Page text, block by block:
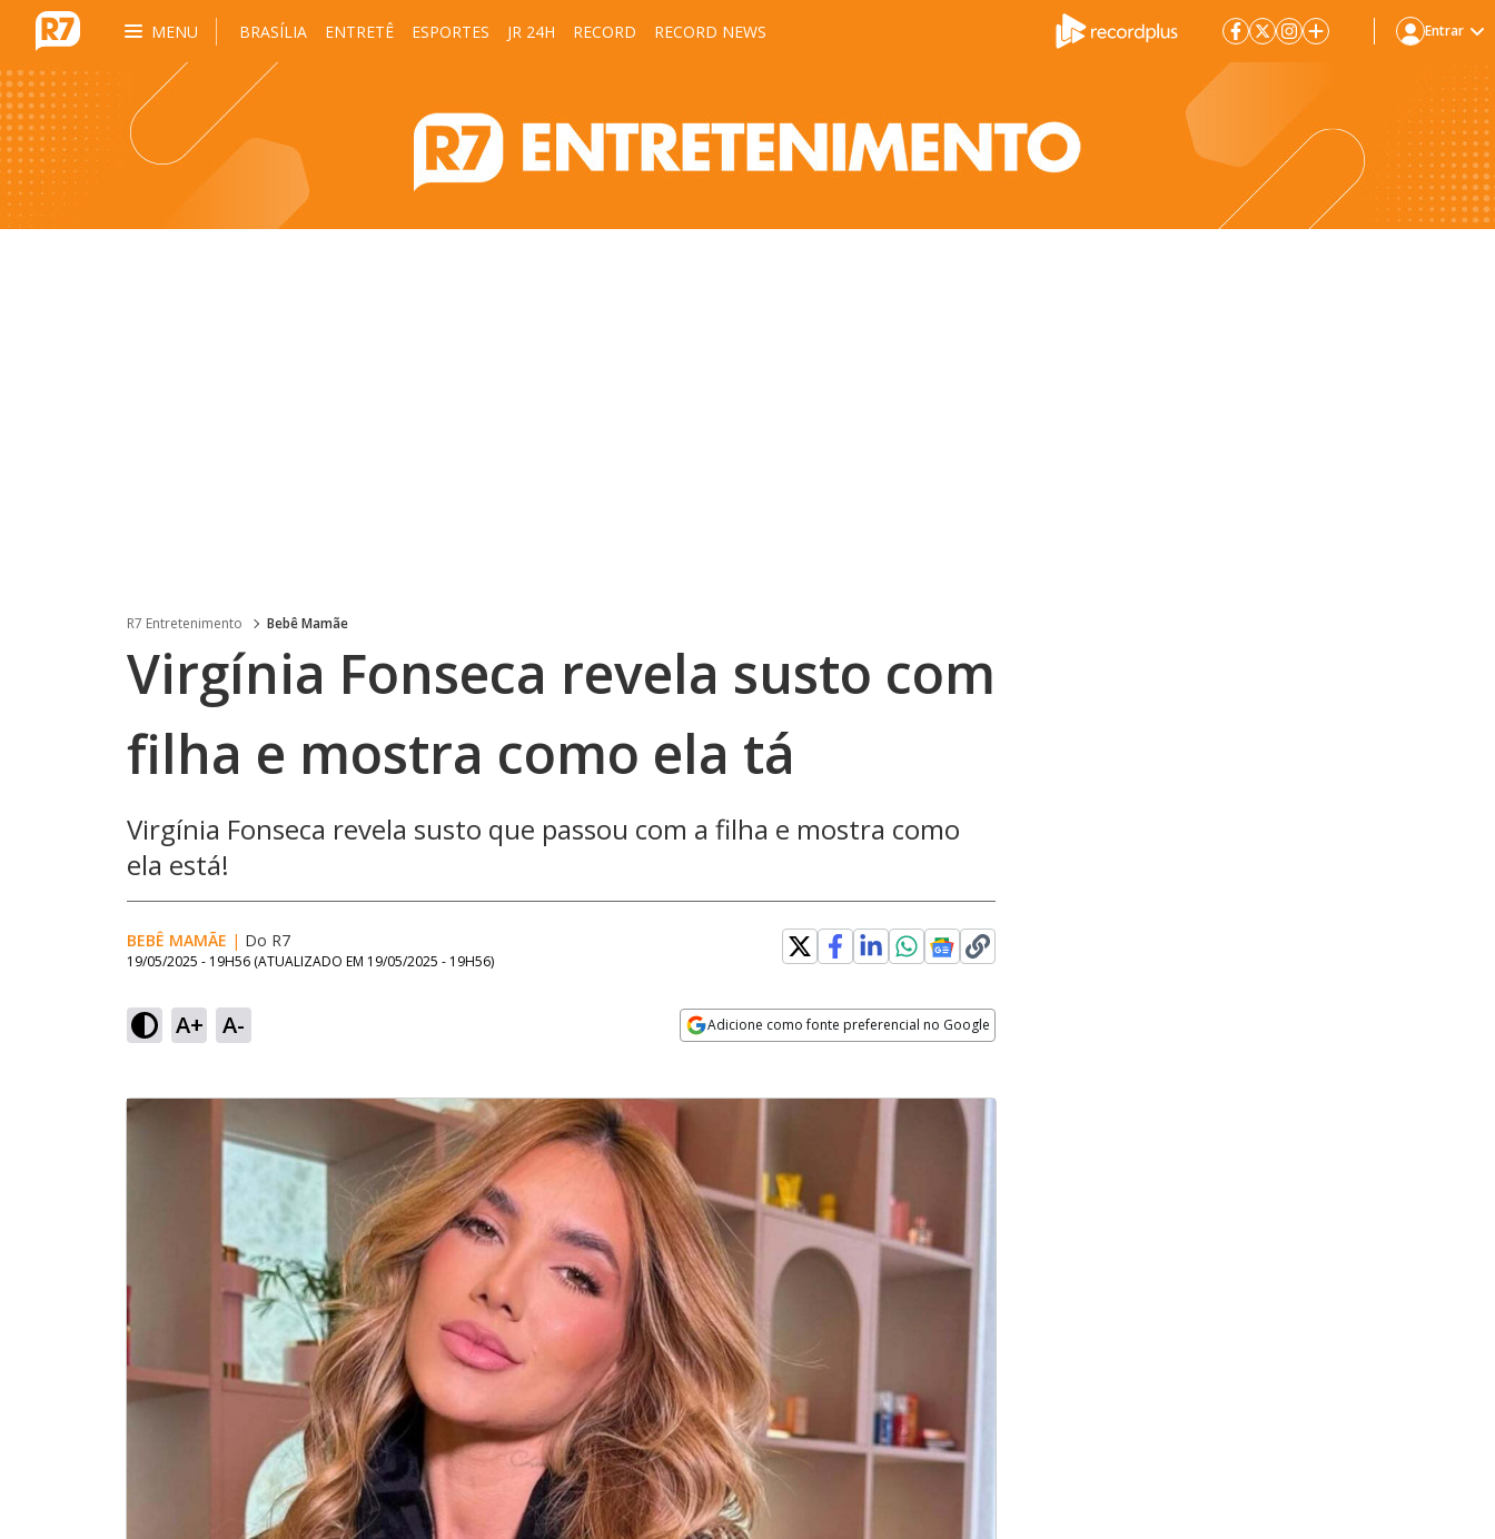
MENU BRASÍLIA ENTRETÊ ESPORTES JR 24H RECORD RECORD NEWS Entrar
R7 Entretenimento Bebê Mamãe
Virgínia Fonseca revela susto com
filha e mostra como ela tá
Virgínia Fonseca revela susto que passou com a filha e mostra como
ela está!
BEBÊ MAMÃE | Do R7
19/05/2025 - 19H56 (ATUALIZADO EM 19/05/2025 - 19H56)
A+ A- Adicione como fonte preferencial no Google